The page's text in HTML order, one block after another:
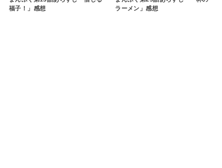
福子！」感想
ラーメン」感想